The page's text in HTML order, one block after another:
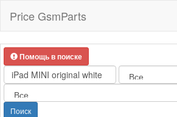
Price GsmParts
Помощь в поиске
Поиск